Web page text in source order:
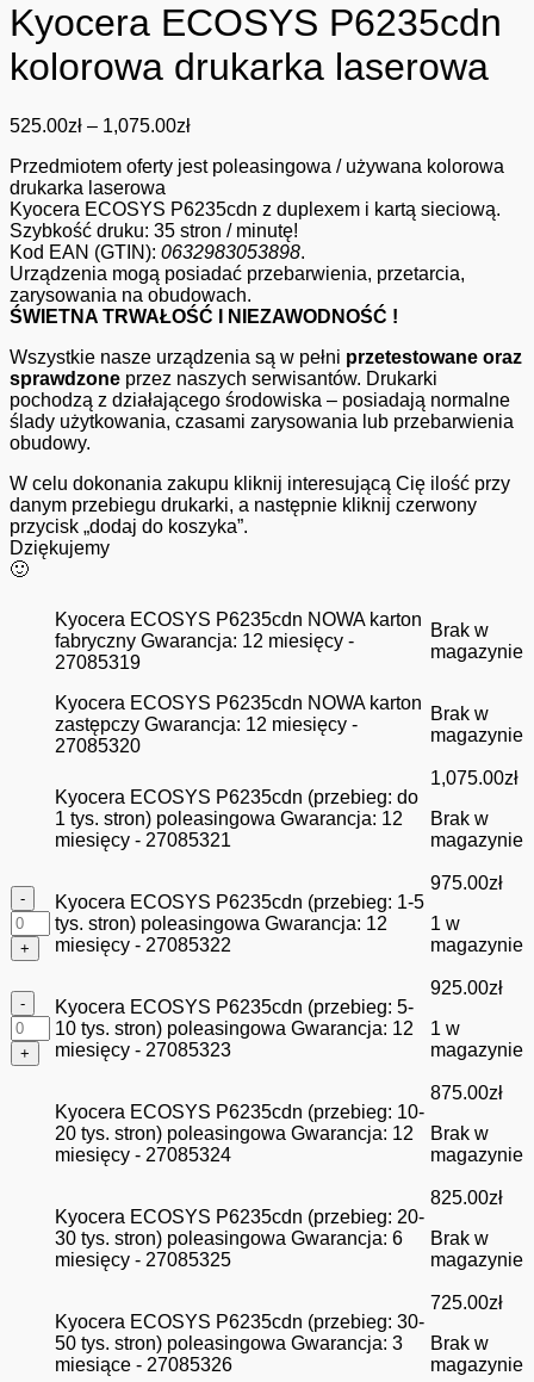
Kyocera ECOSYS P6235cdn
kolorowa drukarka laserowa
525.00zł – 1,075.00złZakres
od
do
1,075.00zł
Przedmiotem oferty jest poleasingowa / używana kolorowa
drukarka laserowa
Kyocera ECOSYS P6235cdn z duplexem i kartą sieciową.
Szybkość druku: 35 stron / minutę!
Kod EAN (GTIN): 0632983053898.
Urządzenia mogą posiadać przebarwienia, przetarcia,
zarysowania na obudowach.
ŚWIETNA TRWAŁOŚĆ I NIEZAWODNOŚĆ !
Wszystkie nasze urządzenia są w pełni przetestowane oraz
sprawdzone przez naszych serwisantów. Drukarki
pochodzą z działającego środowiska – posiadają normalne
ślady użytkowania, czasami zarysowania lub przebarwienia
obudowy.
W celu dokonania zakupu kliknij interesującą Cię ilość przy
danym przebiegu drukarki, a następnie kliknij czerwony
przycisk „dodaj do koszyka”.
Dziękujemy
🙂
Kyocera ECOSYS P6235cdn NOWA karton
fabryczny Gwarancja: 12 miesięcy -
27085319
Brak w
magazynie
Kyocera ECOSYS P6235cdn NOWA karton
zastępczy Gwarancja: 12 miesięcy -
27085320
Brak w
magazynie
Kyocera ECOSYS P6235cdn (przebieg: do
1 tys. stron) poleasingowa Gwarancja: 12
miesięcy - 27085321
1,075.00zł
Brak w
magazynie
ilość
Kyocera
ECOSYS
P6235cdn
5
tys.
stron)
Gwarancja:
miesięcy
Kyocera ECOSYS P6235cdn (przebieg: 1-5
tys. stron) poleasingowa Gwarancja: 12
miesięcy - 27085322
975.00zł
1 w
magazynie
ilość
Kyocera
ECOSYS
P6235cdn
tys.
Gwarancja:
miesięcy
Kyocera ECOSYS P6235cdn (przebieg: 5-
10 tys. stron) poleasingowa Gwarancja: 12
miesięcy - 27085323
925.00zł
1 w
magazynie
Kyocera ECOSYS P6235cdn (przebieg: 10-
20 tys. stron) poleasingowa Gwarancja: 12
miesięcy - 27085324
875.00zł
Brak w
magazynie
Kyocera ECOSYS P6235cdn (przebieg: 20-
30 tys. stron) poleasingowa Gwarancja: 6
miesięcy - 27085325
825.00zł
Brak w
magazynie
Kyocera ECOSYS P6235cdn (przebieg: 30-
50 tys. stron) poleasingowa Gwarancja: 3
miesiące - 27085326
725.00zł
Brak w
magazynie